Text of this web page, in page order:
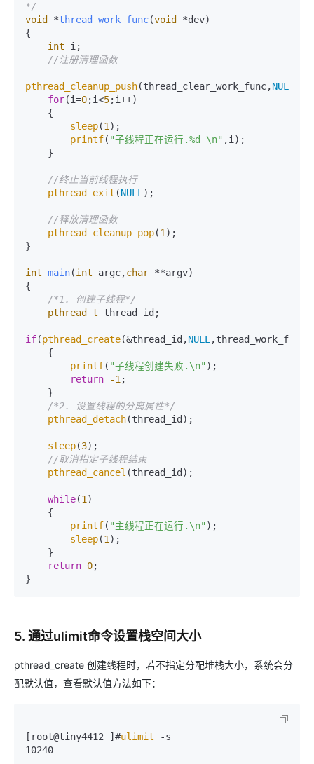
*/
void
*thread_work_func(void
*dev)
{
int i;
//注册清理函数
pthread_cleanup_push(thread_clear_work_func,NULL
for(i=0;i<5;i++)
sleep(1 );
printf( "子线程正在运行.%d \n" ,i);
//终止当前线程执行
pthread_exit (NULL );
//释放清理函数
pthread_cleanup_pop(1 );
}
int main(int argc,char **argv)
{
/*1. 创建子线程*/
pthread_t thread_id;
if(pthread_create(&thread_id,NULL ,thread_work_func,
printf( "子线程创建失败.\n" );
return
-1 ;
/*2. 设置线程的分离属性*/
pthread_detach(thread_id);
sleep(3);
//取消指定子线程结束
pthread_cancel (thread_id);
while(1 )
printf( "主线程正在运行.\n" );
sleep(1 );
return 0;
}
5. 通过ulimit命令设置栈空间大小
pthread_create 创建线程时，若不指定分配堆栈大小，系统会分
配默认值，查看默认值方法如下：
[root@tiny4412 ]#ulimit -s
10240